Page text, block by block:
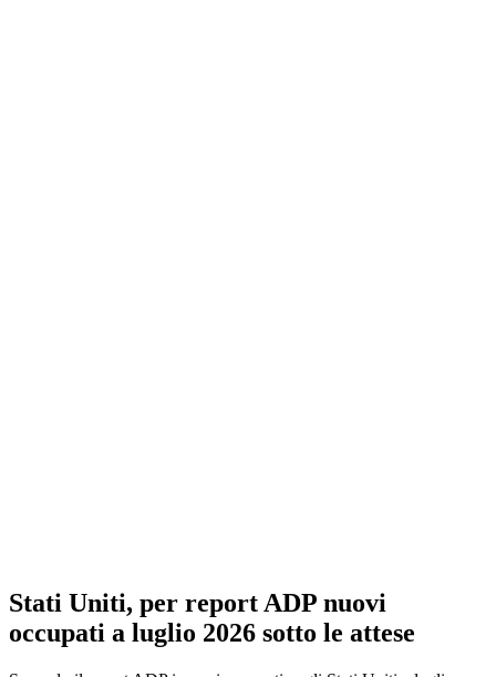
Stati Uniti, per report ADP nuovi
occupati a luglio 2026 sotto le attese